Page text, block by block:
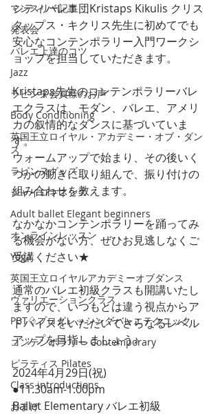
マンスリー記事
発表会
バレエ上達のコツ
Jazz
ラピンヌ会員様のお声
Body Conditioning
英国王立ロイヤル・アカデミー・オブ・ダン
ス
ラピンヌグッズ
ジャイロキネシス
Adult ballet Elegant beginners
オンラインレッスン
Yoga
英国王立ロイヤルアカデミーオブダンス
ヴァリエーションクラス
PBT♢プログレッシングバレエテクニック
コンテンポラリー Contemporary
ピラティス Pilates
Class introductions
おまけ
シティバレエ団Kristaps Kikulis クリス
タップス・キクリス先生に初めてでも
安心なコンテンポラリー入門ワークシ
ョップを担当していただきます。
Kristaps先生のコンテンポラリーバレ
エクラスは、モダン、バレエ、アメリ
カの叙情的なダンスに基づいていま
す。
ウォームアップで始まり、その後いく
つかの動きに取り組んで、振り付けの
組み合わせを教えます。
なかなかコンテンポラリーを踊ってみ
る機会がない方、ぜひお見逃しなくご
受講ください★
通常のバレエ初級クラスも開講いたし
ますので、いつもとは違う視点からア
ドバイスをいただいてさらなるレベル
アップを目指しましょう♪
2024年4月29日(祝)
●11.30am-1.00pm
Ballet Elementary バレエ初級